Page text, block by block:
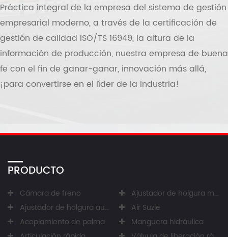
Práctica integral de la empresa del sistema de gestión
empresarial moderno, a través de la certificación de
gestión de calidad ISO/TS 16949, la altura de la
información de producción, nuestra empresa de buena
fe con el fin de ganar-ganar, innovación más allá,
¡para convertirse en el líder de la industria!
PRODUCTO
Cámara de freno
Ajustador de holgura manual
Ajustador de holgura automático
Air Suzie
Acoplamiento de palma
Manguera hidráulica